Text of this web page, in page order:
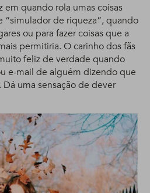
em quando rola umas coisas
“simulador de riqueza”, quando
ou para fazer coisas que a
permitiria. O carinho dos fãs
feliz de verdade quando
e-mail de alguém dizendo que
uma sensação de dever